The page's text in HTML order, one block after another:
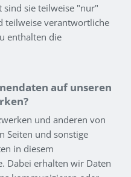
sind sie teilweise "nur"
teilweise verantwortliche
enthalten die
auf unseren
und anderen von
Seiten und sonstige
in diesem
Dabei erhalten wir Daten